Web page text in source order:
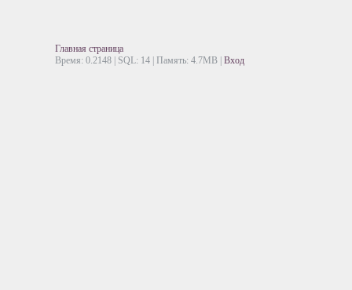
Главная страница
Время: 0.2148 | SQL: 14 | Память: 4.7MB Вход